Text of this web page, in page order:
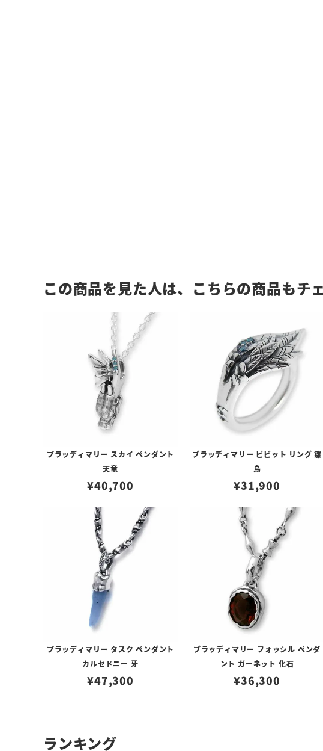
この商品を見た人は、こちらの商品もチ
ブラッディマリー スカイ ペンダント
天竜
¥40,700
ブラッディマリー ビビット リング 雛
鳥
¥31,900
ブラッディマリー タスク ペンダント
カルセドニー 牙
¥47,300
ブラッディマリー フォッシル ペンダ
ント ガーネット 化石
¥36,300
ランキング